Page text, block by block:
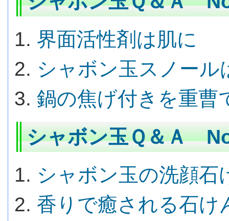
界面活性剤は肌に
シャボン玉スノール
鍋の焦げ付きを重曹
シャボン玉Ｑ＆Ａ
シャボン玉の洗顔石
香りで癒される石け